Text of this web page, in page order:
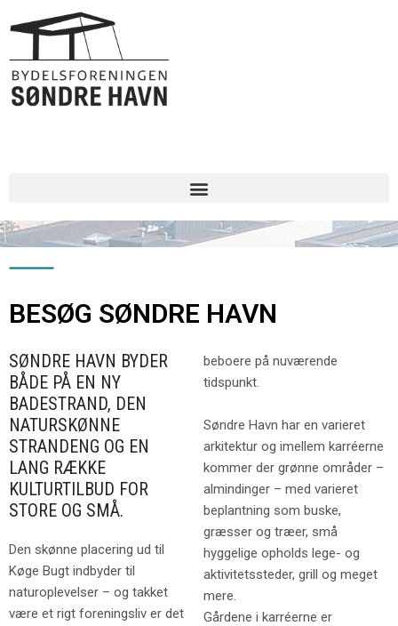
indholdet
BESØG SØNDRE HAVN
SØNDRE HAVN BYDER
BÅDE PÅ EN NY
BADESTRAND, DEN
NATURSKØNNE
STRANDENG OG EN
LANG RÆKKE
KULTURTILBUD FOR
STORE OG SMÅ.
Den skønne placering ud til
Køge Bugt indbyder til
naturoplevelser – og takket
være et rigt foreningsliv er det
beboere på nuværende
tidspunkt.
Søndre Havn har en varieret
arkitektur og imellem karréerne
kommer der grønne områder –
almindinger – med varieret
beplantning som buske,
græsser og træer, små
hyggelige opholds lege- og
aktivitetssteder, grill og meget
mere.
Gårdene i karréerne er